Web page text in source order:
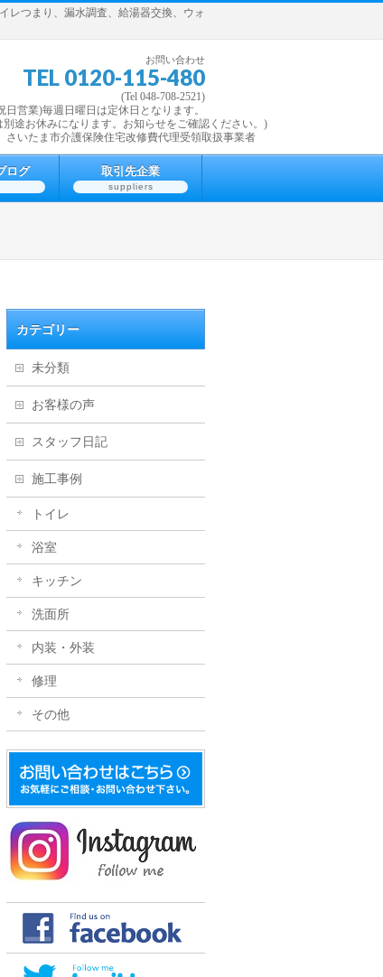
レつまり、漏水調査、給湯器交換、ウォ
お問い合わせ
TEL 0120-115-480
(Tel 048-708-2521)
日営業)毎週日曜日は定休日となります。
途お休みになります。お知らせをご確認ください。)
いたま市介護保険住宅改修費代理受領取扱事業者
ログ 取引先企業
suppliers
カテゴリー
未分類
お客様の声
スタッフ日記
施工事例
トイレ
浴室
キッチン
洗面所
内装・外装
修理
その他